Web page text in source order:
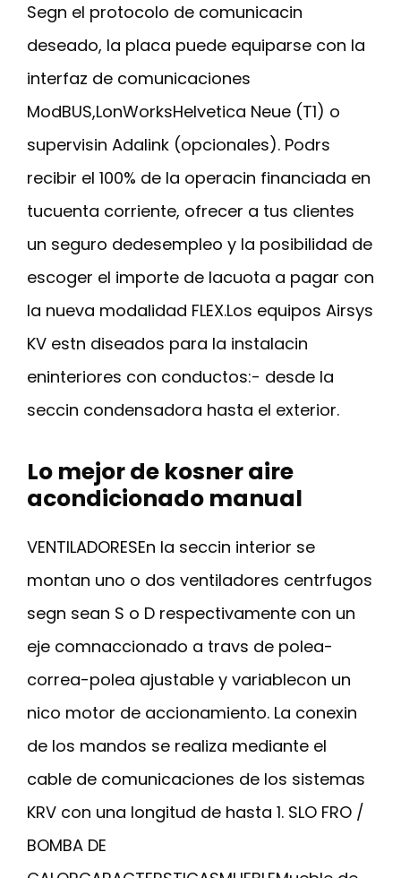
Segn el protocolo de comunicacin
deseado, la placa puede equiparse con la
interfaz de comunicaciones
ModBUS,LonWorksHelvetica Neue (T1) o
supervisin Adalink (opcionales). Podrs
recibir el 100% de la operacin financiada en
tucuenta corriente, ofrecer a tus clientes
un seguro dedesempleo y la posibilidad de
escoger el importe de lacuota a pagar con
la nueva modalidad FLEX.Los equipos Airsys
KV estn diseados para la instalacin
eninteriores con conductos:- desde la
seccin condensadora hasta el exterior.
Lo mejor de kosner aire
acondicionado manual
VENTILADORESEn la seccin interior se
montan uno o dos ventiladores centrfugos
segn sean S o D respectivamente con un
eje comnaccionado a travs de polea-
correa-polea ajustable y variablecon un
nico motor de accionamiento. La conexin
de los mandos se realiza mediante el
cable de comunicaciones de los sistemas
KRV con una longitud de hasta 1. SLO FRO /
BOMBA DE